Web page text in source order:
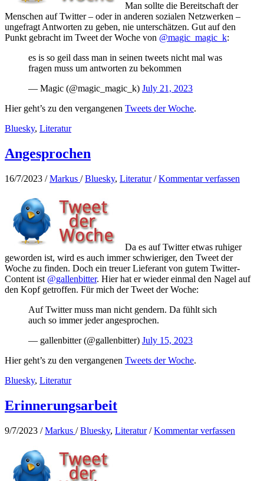
Man sollte die Bereitschaft der
Menschen auf Twitter – oder in anderen sozialen Netzwerken –
ungefragt Antworten zu geben, nie unterschätzen. Gut auf den
Punkt gebracht im Tweet der Woche von @magic_magic_k:
es is so geil dass man in seinen tweets nicht mal was
fragen muss um antworten zu bekommen
— Magic (@magic_magic_k) July 21, 2023
Hier geht’s zu den vergangenen Tweets der Woche.
Bluesky, Literatur
Angesprochen
16/7/2023 /Markus /Bluesky, Literatur/Kommentar verfassen
Da es auf Twitter etwas ruhiger
geworden ist, wird es auch immer schwieriger, den Tweet der
Woche zu finden. Doch ein treuer Lieferant von gutem Twitter-
Content ist @gallenbitter. Hier hat er wieder einmal den Nagel auf
den Kopf getroffen. Für mich der Tweet der Woche:
Auf Twitter muss man nicht gendern. Da fühlt sich
auch so immer jeder angesprochen.
— gallenbitter (@gallenbitter) July 15, 2023
Hier geht’s zu den vergangenen Tweets der Woche.
Bluesky, Literatur
Erinnerungsarbeit
9/7/2023 /Markus /Bluesky, Literatur/Kommentar verfassen